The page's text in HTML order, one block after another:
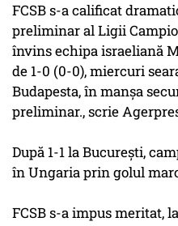
FCSB s-a calificat
preliminar al Ligii
învins echipa israeliană
de 1-0 (0-0), miercuri
Budapesta, în manşa
preliminar., scrie
După 1-1 la Bucureşti,
în Ungaria prin golul
FCSB s-a impus meritat,